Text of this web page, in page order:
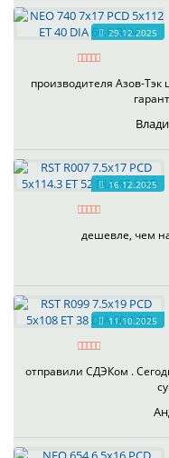
29.12.2025
производителя Азов-Тэк
16.12.2025
дешевле, чем
11.10.2025
отправили СДЭКом .